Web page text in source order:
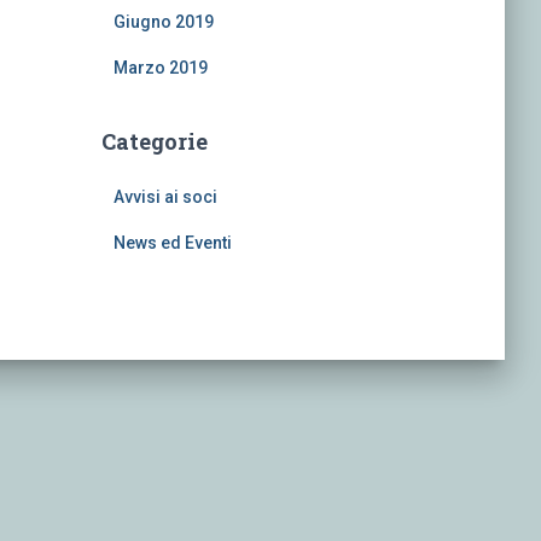
Giugno 2019
Marzo 2019
Categorie
Avvisi ai soci
News ed Eventi